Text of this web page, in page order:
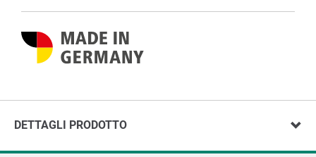
DETTAGLI PRODOTTO